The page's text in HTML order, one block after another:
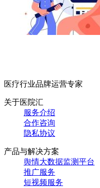
医疗行业品牌运营专家
关于医院汇
服务介绍
合作咨询
隐私协议
产品与解决方案
舆情大数据监测平台
推广服务
短视频服务